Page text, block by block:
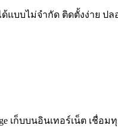
ด้แบบไม่จำกัด ติดตั้งง่าย ป
เก็บบนอินเทอร์เน็ต เชื่